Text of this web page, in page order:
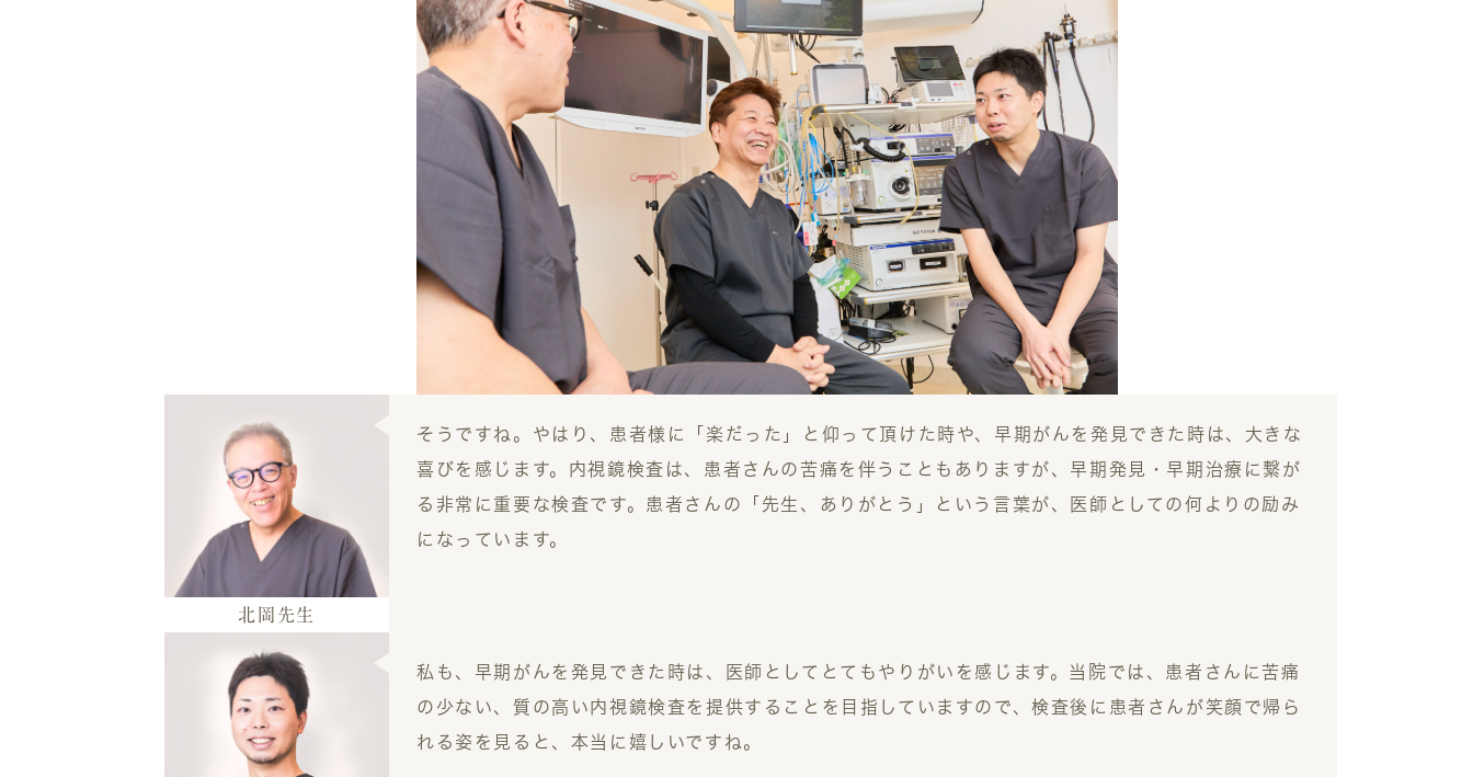
北岡 先生
そうですね。やはり、患者様に「楽だった」と仰って頂けた時や、早期がんを発見できた時は、大きな
喜びを感じます。内視鏡検査は、患者さんの苦痛を伴うこともありますが、早期発見・早期治療に繋が
る非常に重要な検査です。患者さんの「先生、ありがとう」という言葉が、医師としての何よりの励み
になっています。
私も、早期がんを発見できた時は、医師としてとてもやりがいを感じます。当院では、患者さんに苦痛
の少ない、質の高い内視鏡検査を提供することを目指していますので、検査後に患者さんが笑顔で帰ら
れる姿を見ると、本当に嬉しいですね。